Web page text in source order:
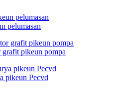
pelumasan
pikeun pompa
pikeun Pecvd